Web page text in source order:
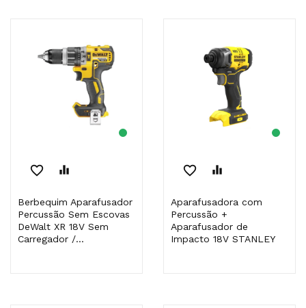
favorite_border equalizer
Berbequim Aparafusador
Percussão Sem Escovas
DeWalt XR 18V Sem
Carregador /...
favorite_border equalizer
Aparafusadora com
Percussão +
Aparafusador de
Impacto 18V STANLEY